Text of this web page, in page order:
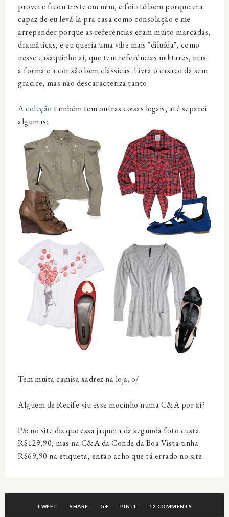
provei e ficou triste em mim, e foi até bom porque era
capaz de eu levá-la pra casa como consolação e me
arrepender porque as referências eram muito marcadas,
dramáticas, e eu queria uma vibe mais "diluída", como
nesse casaquinho aí, que tem referências militares, mas
a forma e a cor são bem clássicas. Livra o casaco da sem
gracice, mas não descaracteriza tanto.
Acoleção também tem outras coisas legais, até separei
algumas:
Tem muita camisa xadrez na loja. o/
Alguém de Recife viu esse mocinho numa C&A por aí?
PS: no site diz que essa jaqueta da segunda foto custa
R$129,90, mas na C&A da Conde da Boa Vista tinha
R$69,90 na etiqueta, então acho que tá errado no site.
TWEET SHARE G+ PIN IT 12 COMMENTS